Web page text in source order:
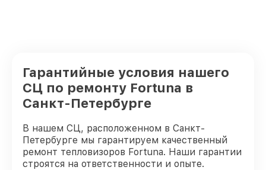
Гарантийные условия нашего
СЦ по ремонту Fortuna в
Санкт-Петербурге
В нашем СЦ, расположенном в Санкт-
Петербурге мы гарантируем качественный
ремонт тепловизоров Fortuna. Наши гарантии
строятся на ответственности и опыте.